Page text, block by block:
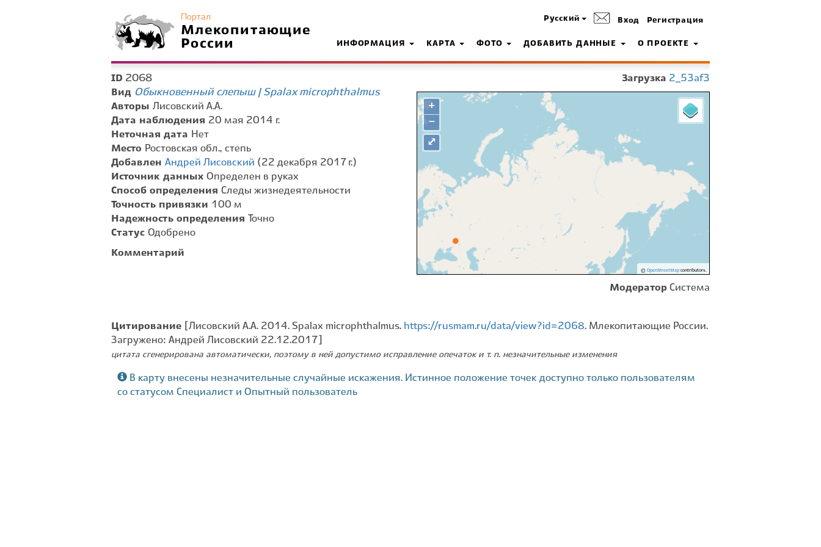
Портал
Млекопитающие
России
Русский Вход Регистрация
ИНФОРМАЦИЯ КАРТА ФОТО ДОБАВИТЬ ДАННЫЕ О ПРОЕКТЕ
ID 2068
Вид Обыкновенный слепыш | Spalax microphthalmus
Авторы Лисовский А.А.
Дата наблюдения 20 мая 2014 г.
Неточная дата Нет
Место Ростовская обл., степь
Добавлен Андрей Лисовский (22 декабря 2017 г.)
Источник данных Определен в руках
Способ определения Следы жизнедеятельности
Точность привязки 100 м
Надежность определения
Точно
Статус Одобрено
Комментарий
Загрузка 2_53af3
+
−
© OpenStreetMapcontributors.
⤢
Модератор Система
Цитирование [Лисовский А.А. 2014. Spalax microphthalmus. https://rusmam.ru/data/view?id=2068. Млекопитающие России.
Загружено: Андрей Лисовский 22.12.2017]
цитата сгенерирована автоматически, поэтому в ней допустимо исправление опечаток и т. п. незначительные изменения
В карту внесены незначительные случайные искажения. Истинное положение точек доступно только пользователям
со статусом Специалист и Опытный пользователь